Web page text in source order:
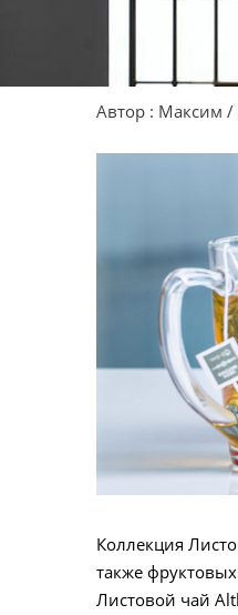
Автор : Максим /
Коллекция
также
Листовой чай